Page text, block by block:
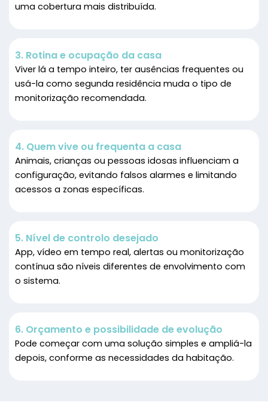
uma cobertura mais distribuída.
3. Rotina e ocupação da casa
Viver lá a tempo inteiro, ter ausências frequentes ou
usá-la como segunda residência muda o tipo de
monitorização recomendada.
4. Quem vive ou frequenta a casa
Animais, crianças ou pessoas idosas influenciam a
configuração, evitando falsos alarmes e limitando
acessos a zonas específicas.
5. Nível de controlo desejado
App, vídeo em tempo real, alertas ou monitorização
contínua são níveis diferentes de envolvimento com
o sistema.
6. Orçamento e possibilidade de evolução
Pode começar com uma solução simples e ampliá-la
depois, conforme as necessidades da habitação.